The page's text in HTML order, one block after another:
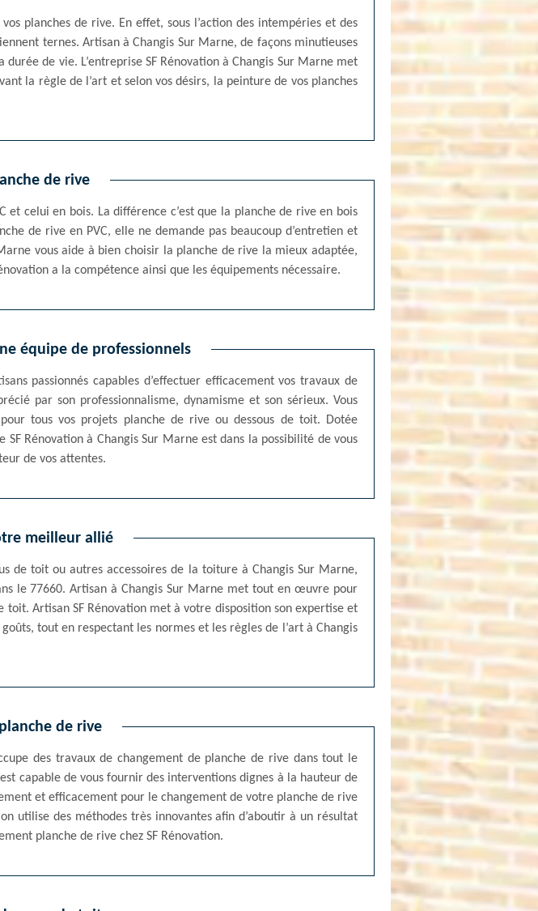
planches de rive. En effet, sous l’action des intempéries et des
ternes. Artisan à Changis Sur Marne, de façons minutieuses
de vie. L’entreprise SF Rénovation à Changis Sur Marne met
la règle de l’art et selon vos désirs, la peinture de vos planches
de rive
celui en bois. La différence c’est que la planche de rive en bois
de rive en PVC, elle ne demande pas beaucoup d’entretien et
vous aide à bien choisir la planche de rive la mieux adaptée,
a la compétence ainsi que les équipements nécessaire.
équipe de professionnels
passionnés capables d’effectuer efficacement vos travaux de
par son professionnalisme, dynamisme et son sérieux. Vous
tous vos projets planche de rive ou dessous de toit. Dotée
Rénovation à Changis Sur Marne est dans la possibilité de vous
de vos attentes.
meilleur allié
de toit ou autres accessoires de la toiture à Changis Sur Marne,
le 77660. Artisan à Changis Sur Marne met tout en œuvre pour
Artisan SF Rénovation met à votre disposition son expertise et
tout en respectant les normes et les règles de l’art à Changis
de rive
des travaux de changement de planche de rive dans tout le
capable de vous fournir des interventions dignes à la hauteur de
et efficacement pour le changement de votre planche de rive
utilise des méthodes très innovantes afin d’aboutir à un résultat
planche de rive chez SF Rénovation.